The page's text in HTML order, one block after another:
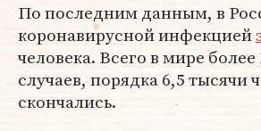
По последним данным, в
коронавирусной инфекцией
человека. Всего в мире более
случаев, порядка 6,5 тысячи
скончались.